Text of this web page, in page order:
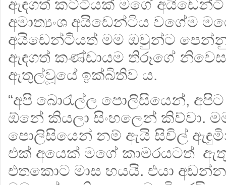
ඇඳගත් කට්ටියක් මගේ අයිඩෙන්ටි
අමාත්‍යංශ අයිඩෙන්ටිය වගේම
අයිඩෙන්ටියත් මම ඔවුන්ට
ඇඳගත් කණ්ඩායම තිරූගේ
ඇතුල්වූයේ ඉක්බිතිව ය.
“අපි බොරැල්ල පොලිසියෙන්,
ඕනේ කියලා සිංහලෙන් කිව්වා.
පොලිසියෙන් නම් ඇයි සිවිල්
එක් අයෙක් මගේ කාමරයටත්
එතකොට මාස හයයි. එයා අඬන්න